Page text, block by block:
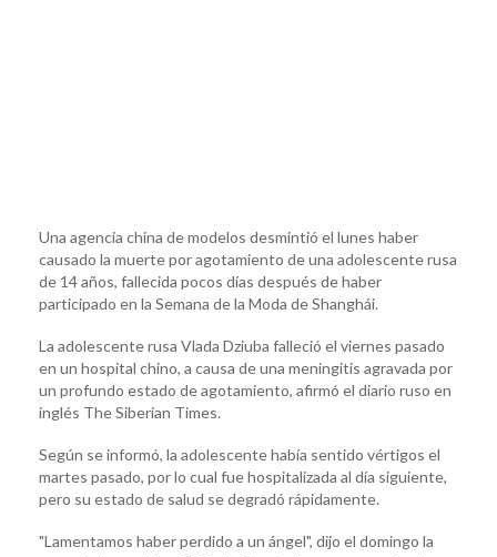
Una agencia china de modelos desmintió el lunes haber
causado la muerte por agotamiento de una adolescente rusa
de 14 años, fallecida pocos días después de haber
participado en la Semana de la Moda de Shanghái.
La adolescente rusa Vlada Dziuba falleció el viernes pasado
en un hospital chino, a causa de una meningitis agravada por
un profundo estado de agotamiento, afirmó el diario ruso en
inglés The Siberian Times.
Según se informó, la adolescente había sentido vértigos el
martes pasado, por lo cual fue hospitalizada al día siguiente,
pero su estado de salud se degradó rápidamente.
"Lamentamos haber perdido a un ángel", dijo el domingo la